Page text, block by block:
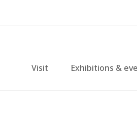
Visit Exhibitions &